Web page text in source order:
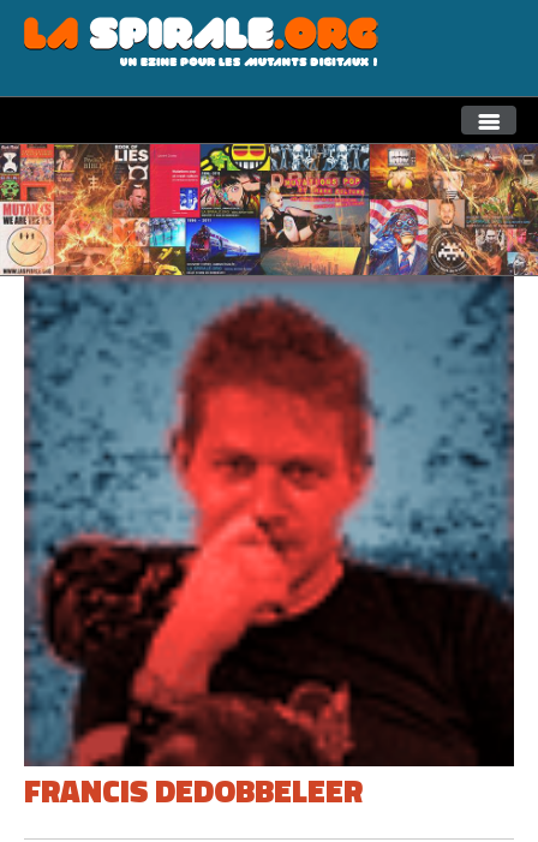
THEMES
RECHERCHE AVANCEE
LA SPIRALE
FRANCIS DEDOBBELEER